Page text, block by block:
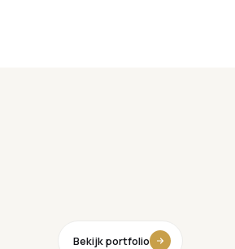
Bekijk portfolio